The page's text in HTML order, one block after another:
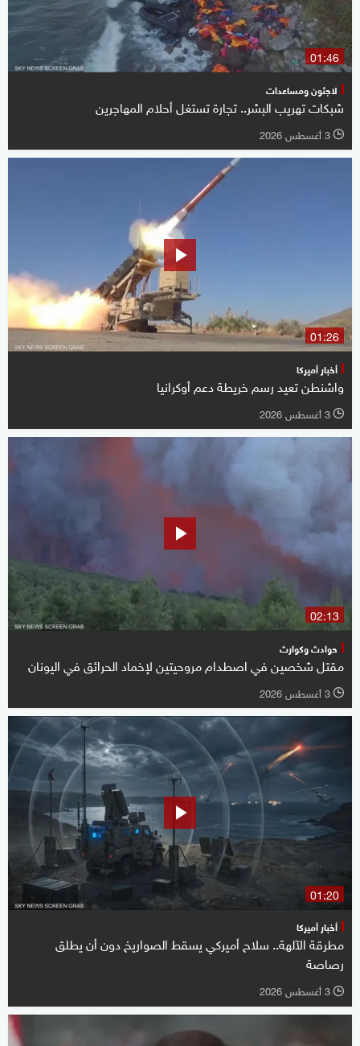
01:46
لاجئون ومساعدات
شبكات تهريب البشر.. تجارة تستغل أحلام المهاجرين
l 3 أغسطس 2026
01:26
أخبار أميركا
واشنطن تعيد رسم خريطة دعم أوكرانيا
l 3 أغسطس 2026
02:13
حوادث وكوارث
مقتل شخصين في اصطدام مروحيتين لإخماد الحرائق في اليونان
l 3 أغسطس 2026
01:20
أخبار أميركا
مطرقة الآلهة.. سلاح أميركي يسقط الصواريخ دون أن يطلق
رصاصة
l 3 أغسطس 2026